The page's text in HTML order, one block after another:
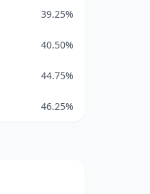
39.25%
40.50%
44.75%
46.25%